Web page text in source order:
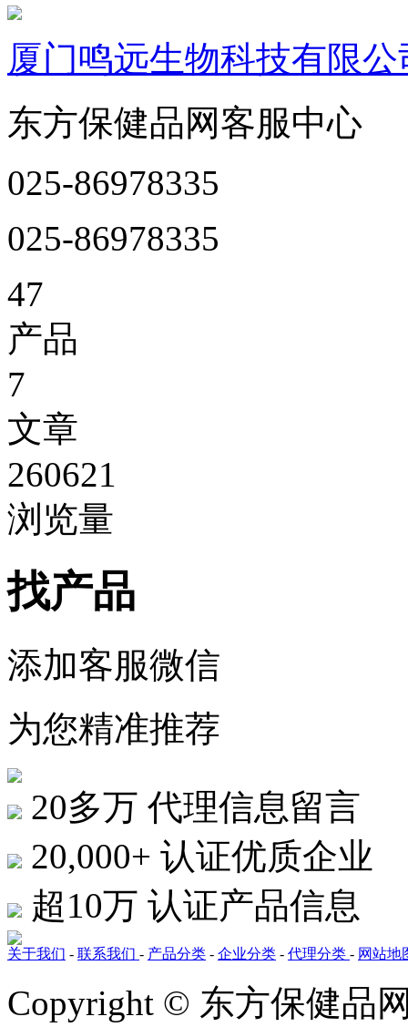
厦门鸣远生物科技有限公
东方保健品网客服中心
025-86978335
025-86978335
47
产品
7
文章
260621
浏览量
找产品
添加客服微信
为您精准推荐
20多万 代理信息留言
20,000+ 认证优质企业
超10万 认证产品信息
关于我们 - 联系我们 - 产品分类 - 企业分类 - 代理分类 - 网站地
Copyright © 东方保健品